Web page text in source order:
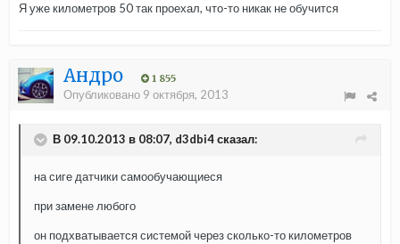
Я уже километров 50 так проехал, что-то никак не обучится
Андро 1 855
Опубликовано 9 октября, 2013
В 09.10.2013 в 08:07, d3dbi4 сказал:
на сиге датчики самообучающиеся
при замене любого
он подхватывается системой через сколько-то километров